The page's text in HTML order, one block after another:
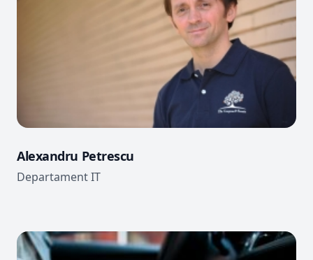
Alexandru Petrescu
Departament IT